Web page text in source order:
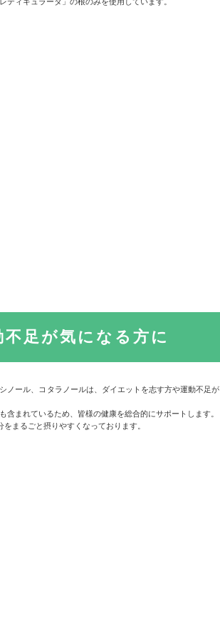
足が気になる方に
ノール、コタラノールは、ダイエットを志す方や運動不足が
まれているため、皆様の健康を総合的にサポートします。
まるごと摂りやすくなっております。